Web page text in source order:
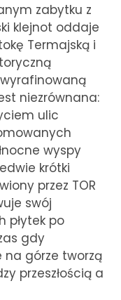
zabytku z
klejnot oddaje
Termajską i
wyrafinowaną
niezrównana:
ulic
wyspy
krótki
przez TOR
swój
płytek po
gdy
na górze tworzą
przeszłością a